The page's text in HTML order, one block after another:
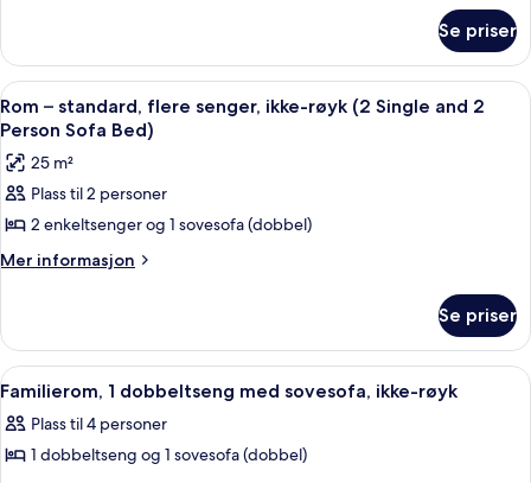
tilgjengelighetstilpasset,
ikke-
røyk
–
standard,
2
enkeltsenger,
tilgjengelighetstilpasset,
ikke-
røyk
Se priser
Åpne
alle
bildene
av
Rom
–
standard,
ikke-
røyk
(2
Single
and
Rom – standard, flere senger, ikke-
3
Rom – standard, flere senger, ikke-røyk (2 Single and 2
Person Sofa Bed)
25 m²
Plass til 2 personer
2 enkeltsenger og 1 sovesofa (dobbel)
Mer informasjon
Mer
–
standard,
flere
ikke-
røyk
Se priser
Åpne
alle
bildene
av
Familierom, 1 dobbeltseng med
2
Familierom, 1 dobbeltseng med sovesofa, ikke-røyk
Plass til 4 personer
1 dobbeltseng og 1 sovesofa (dobbel)